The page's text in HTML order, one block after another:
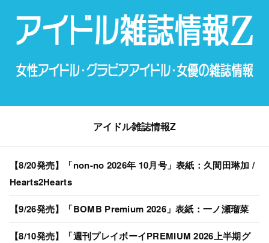
アイドル雑誌情報Z
【8/20発売】「non-no 2026年 10月号」表紙：久間田琳加 /
Hearts2Hearts
【9/26発売】「BOMB Premium 2026」表紙：一ノ瀬瑠菜
【8/10発売】「週刊プレイボーイPREMIUM 2026上半期グ